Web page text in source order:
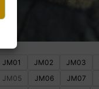
JM01 JM02 JM03
JM05
JM06 JM07